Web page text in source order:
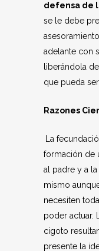
defensa de
se le debe
adelante con
liberándola
que pueda
Razones
La
formación de
al padre y a
mismo
necesiten
poder actuar.
cigoto
presente la